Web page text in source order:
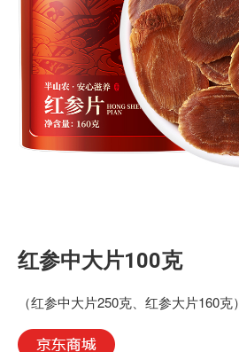
红参中大片100克
（红参中大片250克、红参大片160克）